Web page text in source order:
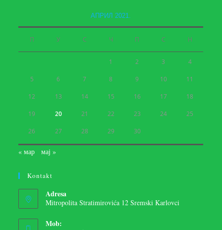
АПРИЛ 2021.
П У С Ч П С Н
1 2 3 4
5 6 7 8 9 10 11
12 13 14 15 16 17 18
19 20 21 22 23 24 25
26 27 28 29 30
« мар мај »
Kontakt
Adresa
Mitropolita Stratimirovića 12 Sremski Karlovci
Mob: